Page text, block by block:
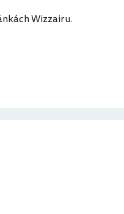
Wizzairu.